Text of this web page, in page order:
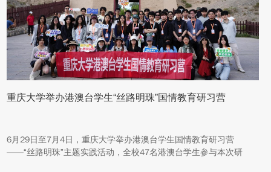
重庆大学举办港澳台学生“丝路明珠”国情教育研习营
6月29日至7月4日，重庆大学举办港澳台学生国情教育研习营
——“丝路明珠”主题实践活动，全校47名港澳台学生参与本次研